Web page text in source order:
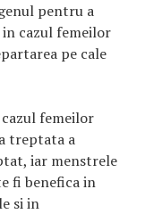
pentru a
cazul femeilor
pe cale
femeilor
treptata a
iar menstrele
fi benefica in
si in